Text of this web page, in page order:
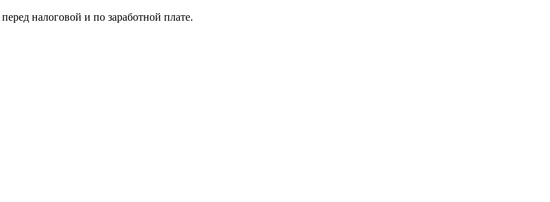
налоговой и по заработной плате.